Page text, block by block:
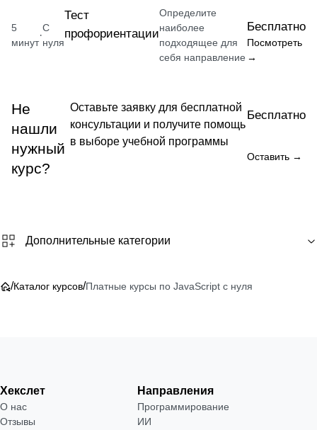
5
минут
·
С
нуля
Тест
профориентации
Определите
наиболее
подходящее для
себя направление
Бесплатно
Посмотреть
→
Не
нашли
нужный
курс?
Оставьте заявку для бесплатной
консультации и получите помощь
в выборе учебной программы
Бесплатно
Оставить →
Дополнительные категории
/Каталог курсов/Платные курсы по JavaScript с нуля
Хекслет
О нас
Отзывы
Направления
Программирование
ИИ